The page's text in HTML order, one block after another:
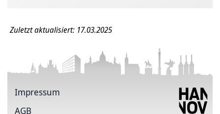
Zuletzt aktualisiert: 17.03.2025
Impressum
AGB